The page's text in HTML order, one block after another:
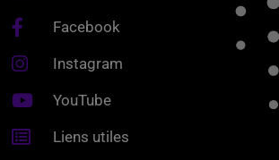
Facebook
Instagram
YouTube
Liens utiles